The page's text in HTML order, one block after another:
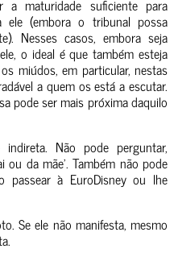
maturidade suficiente para
(embora o tribunal possa
Nesses casos, embora seja
o ideal é que também esteja
miúdos, em particular, nestas
a quem os está a escutar.
pode ser mais próxima daquilo
Não pode perguntar,
ou da mãe’. Também não pode
passear à EuroDisney ou lhe
Se ele não manifesta, mesmo